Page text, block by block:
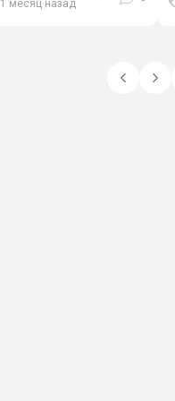
1 месяц назад